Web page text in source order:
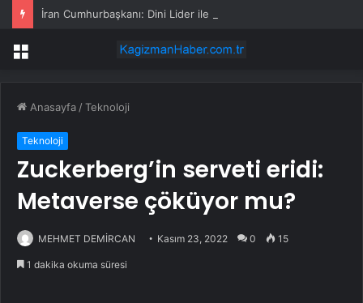
İran Cumhurbaşkanı: Dini Lider ile iletişim “çok zor”
Menü
Anasayfa /Teknoloji
Teknoloji
Zuckerberg’in serveti eridi:
Metaverse çöküyor mu?
MEHMET DEMİRCAN Kasım 23, 2022 0 15
1 dakika okuma süresi